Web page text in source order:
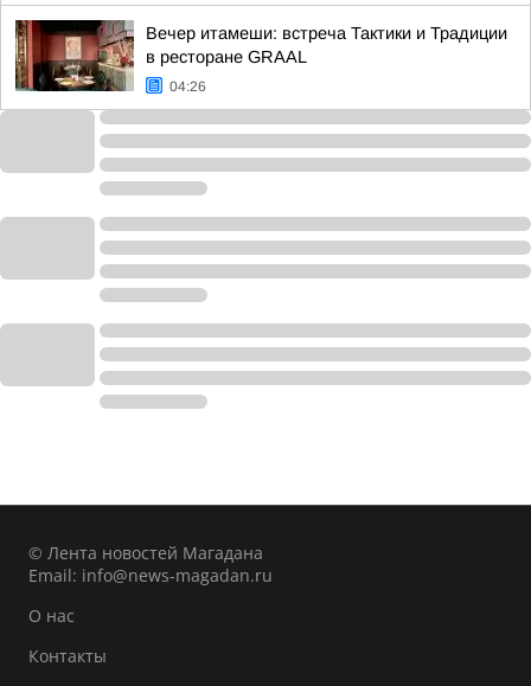
Вечер итамеши: встреча Тактики и Традиции
в ресторане GRAAL
04:26
© Лента новостей Магадана
Email: info@news-magadan.ru
О нас
Контакты